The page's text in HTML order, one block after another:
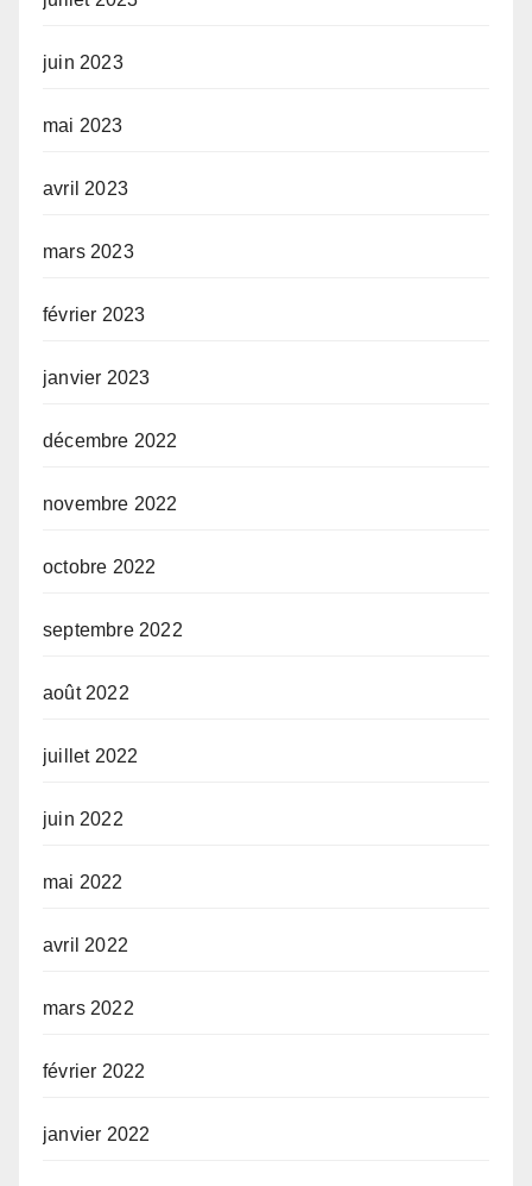
juin 2023
mai 2023
avril 2023
mars 2023
février 2023
janvier 2023
décembre 2022
novembre 2022
octobre 2022
septembre 2022
août 2022
juillet 2022
juin 2022
mai 2022
avril 2022
mars 2022
février 2022
janvier 2022